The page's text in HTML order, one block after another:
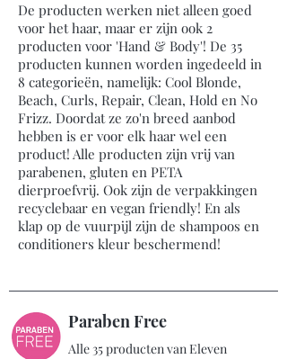
De producten werken niet alleen goed
voor het haar, maar er zijn ook 2
producten voor 'Hand & Body'! De 35
producten kunnen worden ingedeeld in
8 categorieën, namelijk: Cool Blonde,
Beach, Curls, Repair, Clean, Hold en No
Frizz. Doordat ze zo'n breed aanbod
hebben is er voor elk haar wel een
product! Alle producten zijn vrij van
parabenen, gluten en PETA
dierproefvrij. Ook zijn de verpakkingen
recyclebaar en vegan friendly! En als
klap op de vuurpijl zijn de shampoos en
conditioners kleur beschermend!
Paraben Free
Alle 35 producten van Eleven